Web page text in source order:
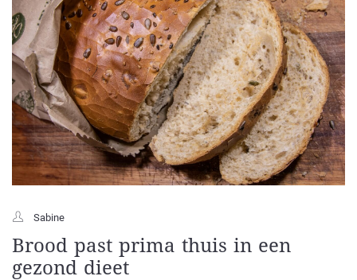
Sabine
Brood past prima thuis in een
gezond dieet